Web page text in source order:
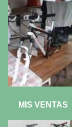
MIS VENTAS